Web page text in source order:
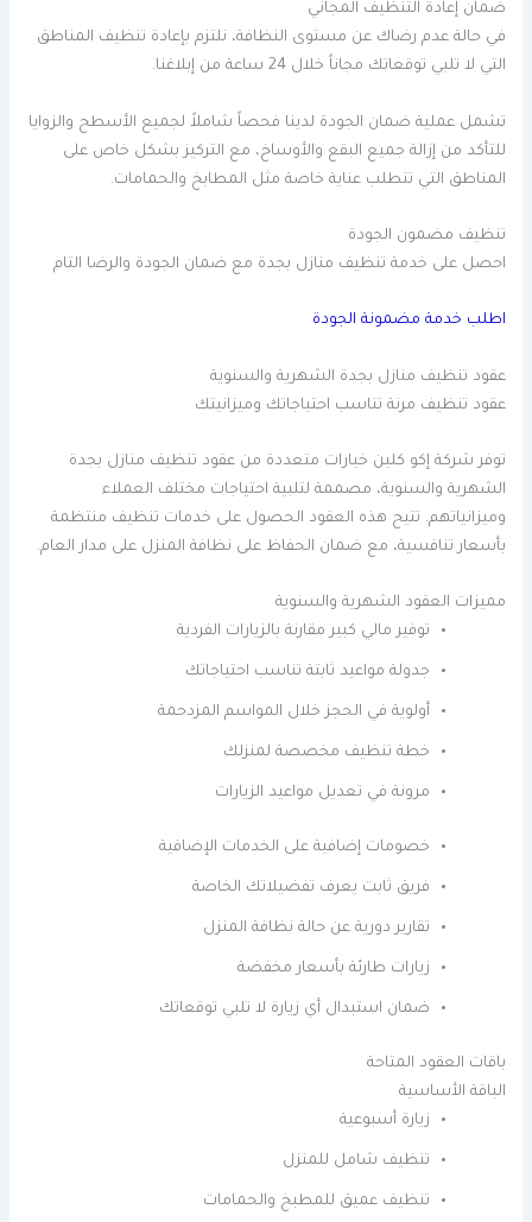
ضمان إعادة التنظيف المجاني
في حالة عدم رضاك عن مستوى النظافة، نلتزم بإعادة تنظيف المناطق
التي لا تلبي توقعاتك مجاناً خلال 24 ساعة من إبلاغنا.
تشمل عملية ضمان الجودة لدينا فحصاً شاملاً لجميع الأسطح والزوايا
للتأكد من إزالة جميع البقع والأوساخ، مع التركيز بشكل خاص على
المناطق التي تتطلب عناية خاصة مثل المطابخ والحمامات.
تنظيف مضمون الجودة
احصل على خدمة تنظيف منازل بجدة مع ضمان الجودة والرضا التام
اطلب خدمة مضمونة الجودة
عقود تنظيف منازل بجدة الشهرية والسنوية
عقود تنظيف مرنة تناسب احتياجاتك وميزانيتك
توفر شركة إكو كلين خيارات متعددة من عقود تنظيف منازل بجدة
الشهرية والسنوية، مصممة لتلبية احتياجات مختلف العملاء
وميزانياتهم. تتيح هذه العقود الحصول على خدمات تنظيف منتظمة
بأسعار تنافسية، مع ضمان الحفاظ على نظافة المنزل على مدار العام.
مميزات العقود الشهرية والسنوية
توفير مالي كبير مقارنة بالزيارات الفردية
جدولة مواعيد ثابتة تناسب احتياجاتك
أولوية في الحجز خلال المواسم المزدحمة
خطة تنظيف مخصصة لمنزلك
مرونة في تعديل مواعيد الزيارات
خصومات إضافية على الخدمات الإضافية
فريق ثابت يعرف تفضيلاتك الخاصة
تقارير دورية عن حالة نظافة المنزل
زيارات طارئة بأسعار مخفضة
ضمان استبدال أي زيارة لا تلبي توقعاتك
باقات العقود المتاحة
الباقة الأساسية
زيارة أسبوعية
تنظيف شامل للمنزل
تنظيف عميق للمطبخ والحمامات